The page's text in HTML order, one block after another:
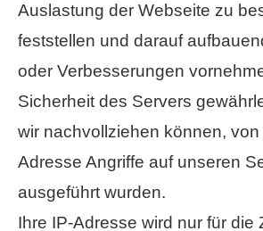
Auslastung der Webseite zu
feststellen und darauf
oder Verbesserungen
Sicherheit des Servers
wir nachvollziehen können,
Adresse Angriffe auf unseren
ausgeführt wurden.
Ihre IP-Adresse wird nur für die